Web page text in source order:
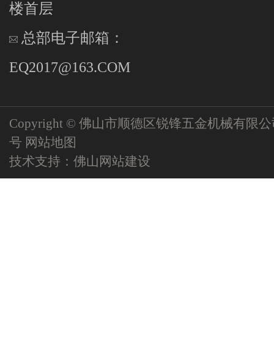
楼首层
总部电子邮箱：
EQ2017@163.COM
Copyright © 佛山市顺德区锐锋五金机械有限
号 网站地图
技术支持： 佛山网站建设